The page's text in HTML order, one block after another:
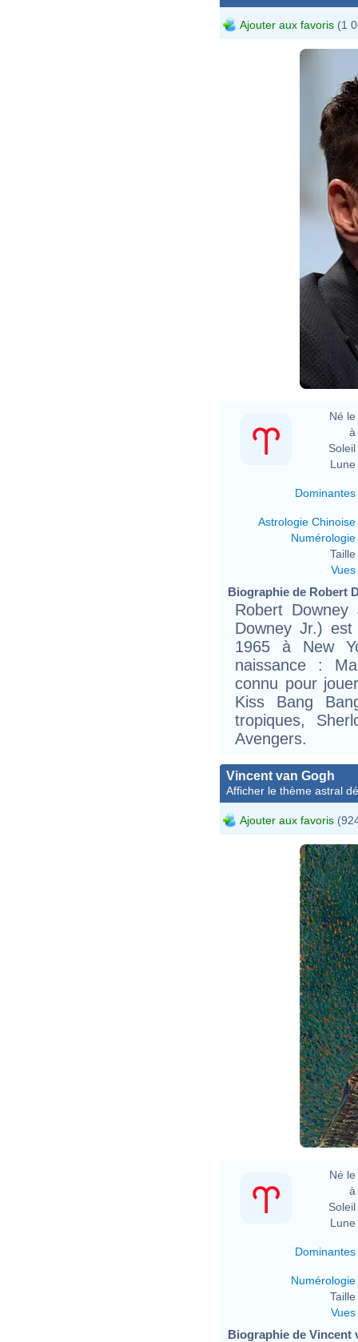
Ajouter aux favoris (1
Né le
à
Soleil
Lune
Dominantes
Astrologie Chinoise
Numérologie
Taille
Vues
Biographie de Robert
Robert
Downey Jr.)
1965 à New
naissance :
connu pour
Kiss Bang
tropiques,
Avengers.
Vincent van Gogh
Afficher le thème astral
Ajouter aux favoris
Né le
à
Soleil
Lune
Dominantes
Numérologie
Taille
Vues
Biographie de Vincent